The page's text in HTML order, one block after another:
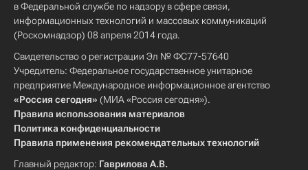
в Федеральной службе по надзору в сфере связи,
информационных технологий и массовых коммуникаций
(Роскомнадзор) 08 апреля 2014 года.
Свидетельство о регистрации Эл № ФС77-57640
Учредитель: Федеральное государственное унитарное
предприятие Международное информационное агентство
«Россия сегодня» (МИА «Россия сегодня»).
Правила использования материалов
Политика конфиденциальности
Правила применения рекомендательных технологий
Главный редактор: Гаврилова А.В.